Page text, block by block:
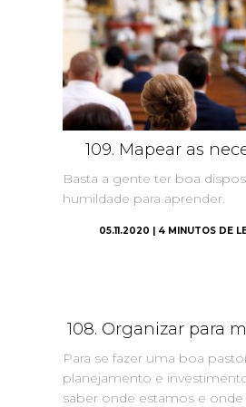
109. Mapear as
Basta a gente ter boa
humildade para aprender.
05.11.2020 | 4 MINUTOS DE
108. Organizar para
Para se fazer uma boa
planejamento e
saber onde estamos e